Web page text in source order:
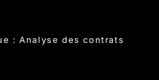
: Analyse des contrats